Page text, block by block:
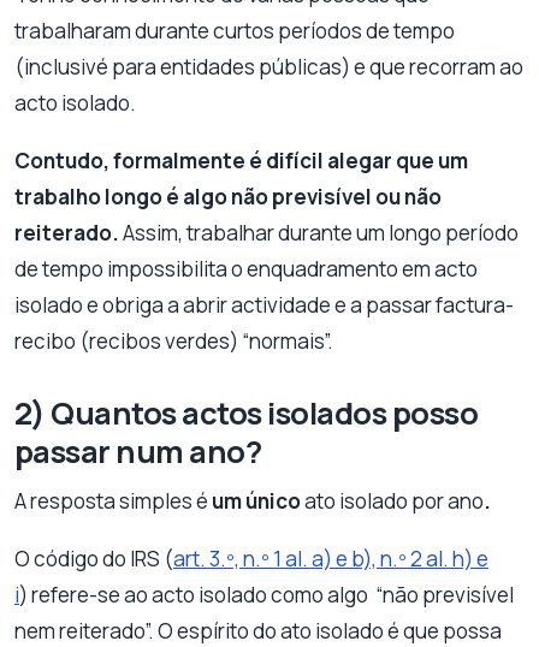
trabalharam durante curtos períodos de tempo
(inclusivé para entidades públicas) e que recorram ao
acto isolado.
Contudo, formalmente é difícil alegar que um
trabalho longo é algo não previsível ou não
reiterado.Assim, trabalhar durante um longo período
de tempo impossibilita o enquadramento em acto
isolado e obriga a abrir actividade e a passar factura-
recibo (recibos verdes) “normais”.
2) Quantos actos isolados posso
passar num ano?
A resposta simples é um únicoato isolado por ano.
O código do IRS (art. 3.º, n.º 1 al. a) e b), n.º 2 al. h) e
i) refere-se ao acto isolado como algo “não previsível
nem reiterado”. O espírito do ato isolado é que possa